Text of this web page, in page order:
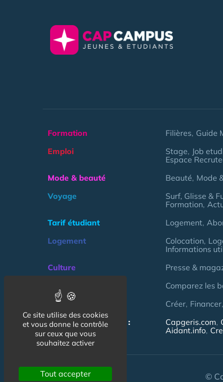
Formation Filières Guide
Emploi
Stage Job
Espace
Mode & beauté
Beauté Mode
Voyage
Surf, Glisse &
Formation
Tarif étudiant
Logement
Logement
Colocation
Informations
Culture
Presse &
Comparez les
Association
Créer Financer
NOS AUTRES SITES :
Capgeris.com
Aidant.info
©
Ce site utilise des cookies
et vous donne le contrôle
sur ceux que vous
souhaitez activer
Tout accepter